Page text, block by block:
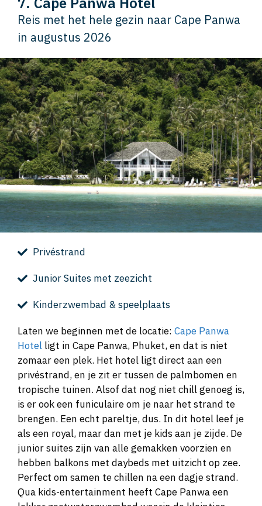
Reis met het hele gezin naar Cape Panwa
in augustus 2026
Privéstrand
Junior Suites met zeezicht
Kinderzwembad & speelplaats
Laten we beginnen met de locatie: Cape Panwa
Hotel ligt in Cape Panwa, Phuket, en dat is niet
zomaar een plek. Het hotel ligt direct aan een
privéstrand, en je zit er tussen de palmbomen en
tropische tuinen. Alsof dat nog niet chill genoeg is,
is er ook een funiculaire om je naar het strand te
brengen. Een echt pareltje, dus. In dit hotel leef je
als een royal, maar dan met je kids aan je zijde. De
junior suites zijn van alle gemakken voorzien en
hebben balkons met daybeds met uitzicht op zee.
Perfect om samen te chillen na een dagje strand.
Qua kids-entertainment heeft Cape Panwa een